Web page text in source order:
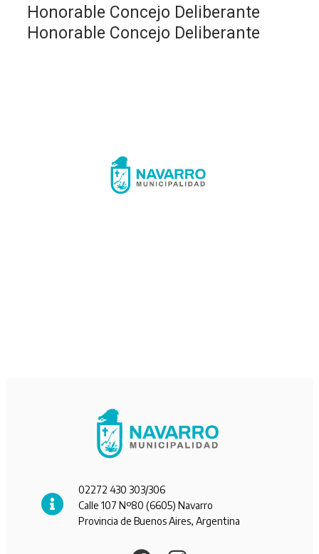
Honorable Concejo Deliberante
Honorable Concejo Deliberante
02272 430 303/306
Calle 107 Nº80 (6605) Navarro
Provincia de Buenos Aires, Argentina